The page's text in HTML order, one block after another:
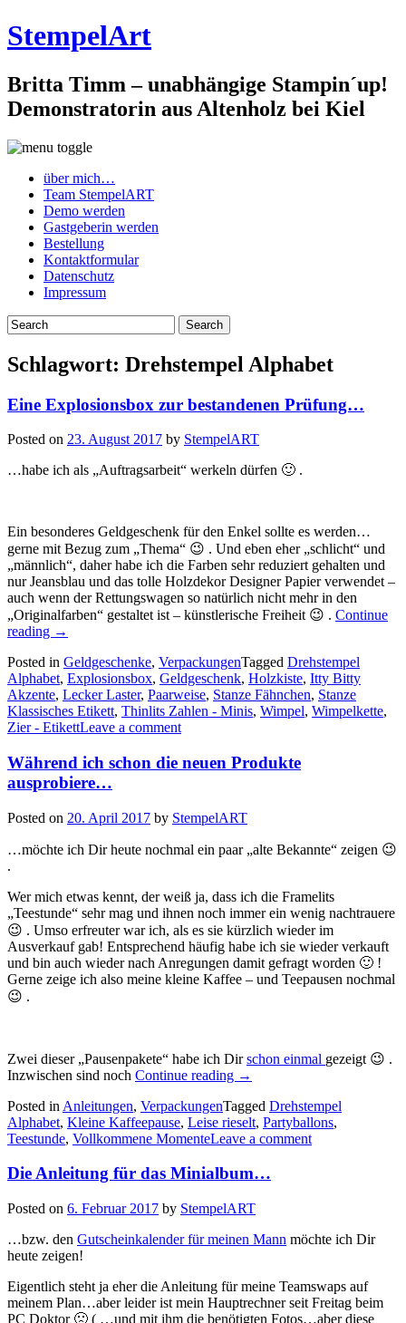
StempelArt
Britta Timm – unabhängige Stampin´up!
Demonstratorin aus Altenholz bei Kiel
über mich…
Team StempelART
Demo werden
Gastgeberin werden
Bestellung
Kontaktformular
Datenschutz
Impressum
Schlagwort: Drehstempel Alphabet
Eine Explosionsbox zur bestandenen Prüfung…
Posted on 23. August 2017 by StempelART
…habe ich als „Auftragsarbeit“ werkeln dürfen 🙂 .
Ein besonderes Geldgeschenk für den Enkel sollte es werden…
gerne mit Bezug zum „Thema“ 😉 . Und eben eher „schlicht“ und
„männlich“, daher habe ich die Farben sehr reduziert gehalten und
nur Jeansblau und das tolle Holzdekor Designer Papier verwendet –
auch wenn der Rettungswagen so natürlich nicht mehr in den
„Originalfarben“ gestaltet ist – künstlerische Freiheit 😉 . Continue
reading „Eine
zur
bestandenen
Prüfung…“
→
Posted in Geldgeschenke, VerpackungenTagged Drehstempel
Alphabet, Explosionsbox, Geldgeschenk, Holzkiste, Itty Bitty
Akzente, Lecker Laster, Paarweise, Stanze Fähnchen, Stanze
Klassisches Etikett, Thinlits Zahlen - Minis, Wimpel, Wimpelkette,
Zier - EtikettLeave a comment
Während ich schon die neuen Produkte
ausprobiere…
Posted on 20. April 2017 by StempelART
…möchte ich Dir heute nochmal ein paar „alte Bekannte“ zeigen 😉
.
Wer mich etwas kennt, der weiß ja, dass ich die Framelits
„Teestunde“ sehr mag und ihnen noch immer ein wenig nachtrauere
😉 . Umso erfreuter war ich, als es sie kürzlich wieder im
Ausverkauf gab! Entsprechend häufig habe ich sie wieder verkauft
und bin auch wieder nach Anregungen damit gefragt worden 🙂 !
Gerne zeige ich also meine kleine Kaffee – und Teepausen nochmal
😉 .
Zwei dieser „Pausenpakete“ habe ich Dirschon einmal gezeigt 😉 .
Inzwischen sind noch Continue reading „Während
schon
die
neuen
ausprobiere…“
→
Posted in Anleitungen, VerpackungenTagged Drehstempel
Alphabet, Kleine Kaffeepause, Leise rieselt, Partyballons,
Teestunde, Vollkommene MomenteLeave a comment
Die Anleitung für das Minialbum…
Posted on 6. Februar 2017 by StempelART
…bzw. den Gutscheinkalender für meinen Mann möchte ich Dir
heute zeigen!
Eigentlich steht ja eher die Anleitung für meine Teamswaps auf
meinem Plan…aber leider ist mein Hauptrechner seit Freitag beim
PC Doktor 🙁 ( …und mit ihm die benötigten Fotos…aber diese